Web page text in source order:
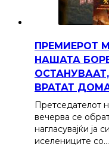
ПРЕМИЕРОТ
НАШАТА
ВРАТАТ
Претседателот
вечерва се
нагласувајќи ја
иселениците со…